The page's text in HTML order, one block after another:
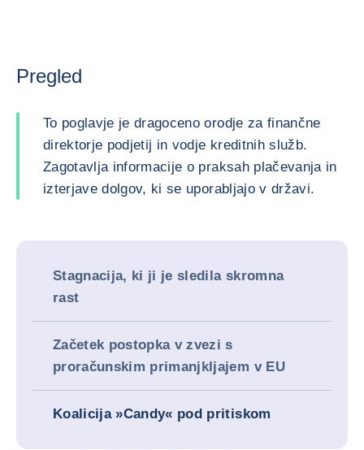
Pregled
To poglavje je dragoceno orodje za finančne
direktorje podjetij in vodje kreditnih služb.
Zagotavlja informacije o praksah plačevanja in
izterjave dolgov, ki se uporabljajo v državi.
Stagnacija, ki ji je sledila skromna
rast
Začetek postopka v zvezi s
proračunskim primanjkljajem v EU
Koalicija »Candy« pod pritiskom